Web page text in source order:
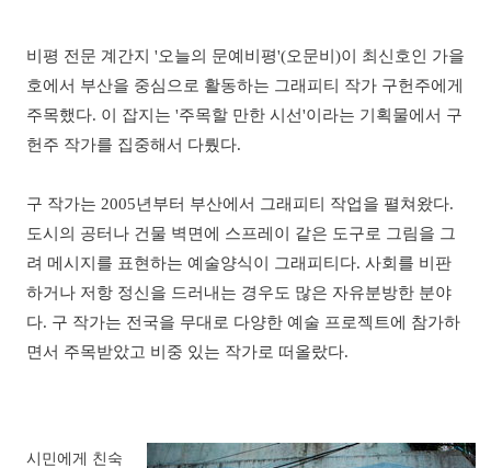
비평 전문 계간지 '오늘의 문예비평'(오문비)이 최신호인 가을
호에서 부산을 중심으로 활동하는 그래피티 작가 구헌주에게
주목했다. 이 잡지는 '주목할 만한 시선'이라는 기획물에서 구
헌주 작가를 집중해서 다뤘다.
구 작가는 2005년부터 부산에서 그래피티 작업을 펼쳐왔다.
도시의 공터나 건물 벽면에 스프레이 같은 도구로 그림을 그
려 메시지를 표현하는 예술양식이 그래피티다. 사회를 비판
하거나 저항 정신을 드러내는 경우도 많은 자유분방한 분야
다. 구 작가는 전국을 무대로 다양한 예술 프로젝트에 참가하
면서 주목받았고 비중 있는 작가로 떠올랐다.
시민에게 친숙